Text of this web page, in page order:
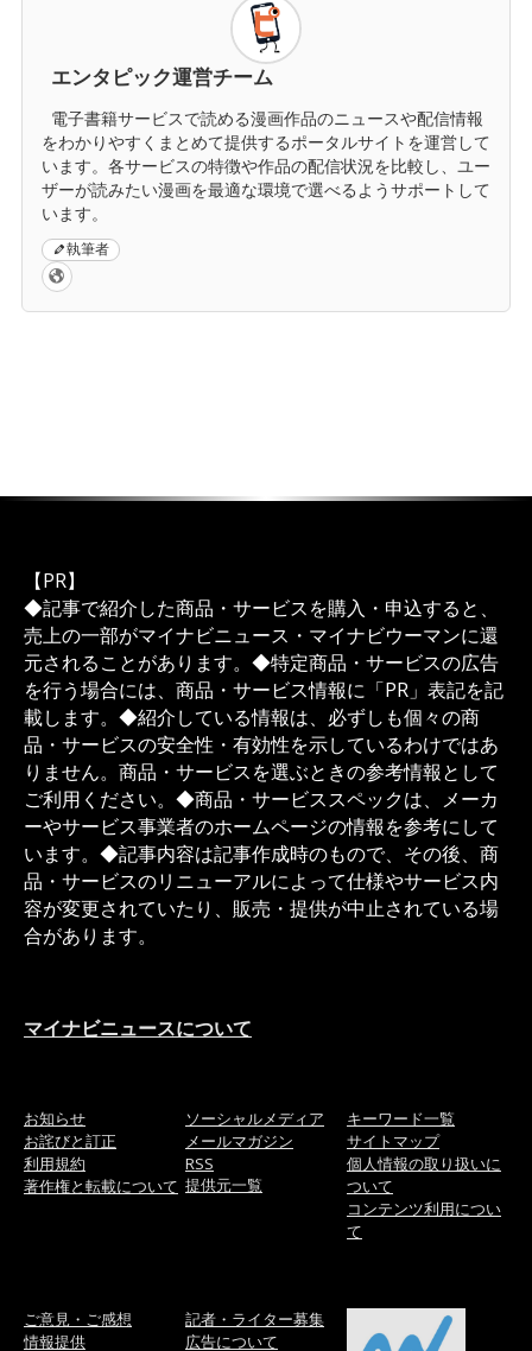
エンタピック運営チーム
電子書籍サービスで読める漫画作品のニュースや配信情報
をわかりやすくまとめて提供するポータルサイトを運営して
います。各サービスの特徴や作品の配信状況を比較し、ユー
ザーが読みたい漫画を最適な環境で選べるようサポートして
います。
執筆者
【PR】
◆記事で紹介した商品・サービスを購入・申込すると、
売上の一部がマイナビニュース・マイナビウーマンに還
元されることがあります。◆特定商品・サービスの広告
を行う場合には、商品・サービス情報に「PR」表記を記
載します。◆紹介している情報は、必ずしも個々の商
品・サービスの安全性・有効性を示しているわけではあ
りません。商品・サービスを選ぶときの参考情報として
ご利用ください。◆商品・サービススペックは、メーカ
ーやサービス事業者のホームページの情報を参考にして
います。◆記事内容は記事作成時のもので、その後、商
品・サービスのリニューアルによって仕様やサービス内
容が変更されていたり、販売・提供が中止されている場
合があります。
マイナビニュースについて
お知らせ
お詫びと訂正
利用規約
著作権と転載について
ソーシャルメディア
メールマガジン
RSS
提供元一覧
キーワード一覧
サイトマップ
個人情報の取り扱いに
ついて
コンテンツ利用につい
て
ご意見・ご感想
情報提供
記者・ライター募集
広告について